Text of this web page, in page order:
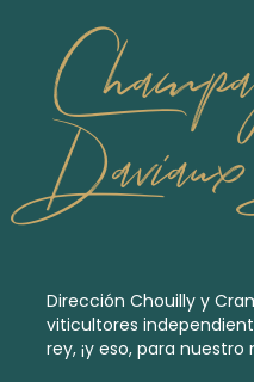
Dirección Chouilly y
viticultores
rey, ¡y eso, para